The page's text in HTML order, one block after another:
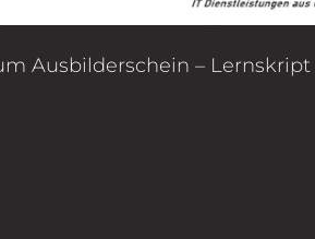
Ausbilderschein – Lernskript